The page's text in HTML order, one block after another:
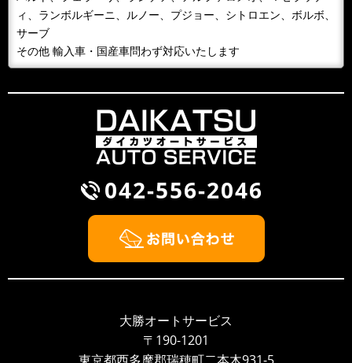
１０月９日 整備主任者技術講習会の為ＡＭ１０：００
～ＰＭ４：３０ごろまで工場を閉めています。緊急の場
合携帯に転送となるため042-...
雨が降るとタイヤ屋が儲かる？！
風が吹くと桶屋が儲かるということわざがありますが、
このところ雨が続いて，そのせいかわかりませんが、パ
ンクして走れないから何とかして...
2018/09/30 NEWS
BMW Z3 車検整備
ざいます。このたびウェブサイトを新しく開設いたしま
した。より多くのお客様に大勝オ...
ィ、ランボルギーニ、ルノー、プジョー、シトロエン、ボルボ、
サーブ
その他 輸入車・国産車問わず対応いたします
042-556-2046
大勝オートサービス
〒190-1201